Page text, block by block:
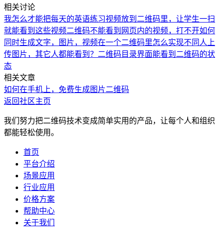
相关讨论
我怎么才能把每天的英语练习视频放到二维码里，让学生一扫
就能看到这些视频二维码不能看到网页内的视频，打不开如何
同时生成文字，图片，视频在一个二维码里怎么实现不同人上
传图片，其它人都能看到？ 二维码目录界面能看到二维码的状
态
相关文章
如何在手机上，免费生成图片二维码
返回社区主页
我们努力把二维码技术变成简单实用的产品，让每个人和组织
都能轻松使用。
首页
平台介绍
场景应用
行业应用
价格方案
帮助中心
关于我们